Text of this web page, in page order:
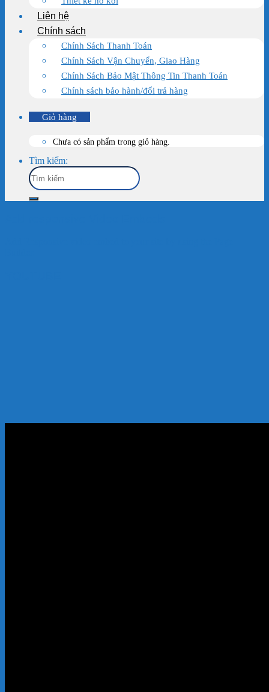
Liên hệ
Chính sách
Chính Sách Thanh Toán
Chính Sách Vận Chuyển, Giao Hàng
Chính Sách Bảo Mật Thông Tin Thanh Toán
Chính sách bảo hành/đổi trả hàng
Giỏ hàng
Chưa có sản phẩm trong giỏ hàng.
Tìm kiếm: